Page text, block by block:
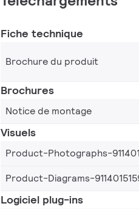
Fiche technique
Brochure du produit
Brochures
Notice de montage
Visuels
Product-Photographs-
Product-Diagrams-
Logiciel plug-ins